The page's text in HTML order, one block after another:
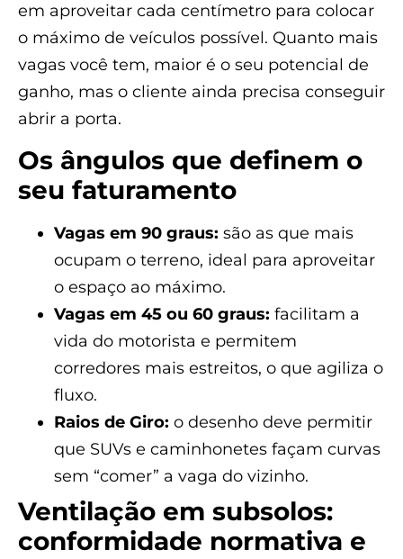
em aproveitar cada centímetro para colocar
o máximo de veículos possível. Quanto mais
vagas você tem, maior é o seu potencial de
ganho, mas o cliente ainda precisa conseguir
abrir a porta.
Os ângulos que definem o
seu faturamento
Vagas em 90 graus: são as que mais
ocupam o terreno, ideal para aproveitar
o espaço ao máximo.
Vagas em 45 ou 60 graus: facilitam a
vida do motorista e permitem
corredores mais estreitos, o que agiliza o
fluxo.
Raios de Giro: o desenho deve permitir
que SUVs e caminhonetes façam curvas
sem “comer” a vaga do vizinho.
Ventilação em subsolos:
conformidade normativa e